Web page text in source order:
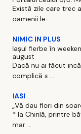
Există zile care trec
oamenii le- ...
NIMIC IN PLUS
Iașul fierbe în
august
Dacă nu ai făcut
complică s ...
IASI
„Vă dau flori din
* la Chirilă, printre
mar ...